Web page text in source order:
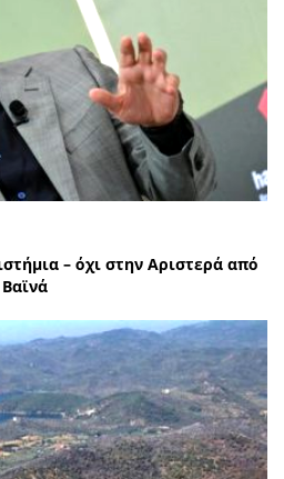
– όχι στην Αριστερά από